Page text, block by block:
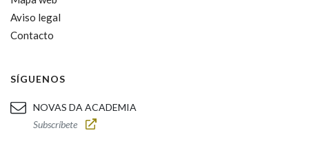
Aviso legal
Contacto
SÍGUENOS
NOVAS DA ACADEMIA
Subscríbete